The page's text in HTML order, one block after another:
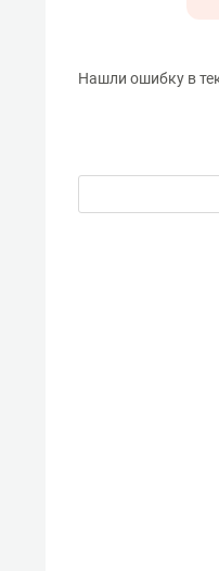
Нашли ошибку в